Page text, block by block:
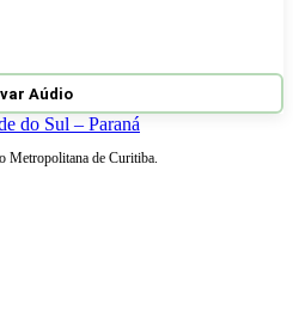
Aúdio
Metropolitana de Curitiba.